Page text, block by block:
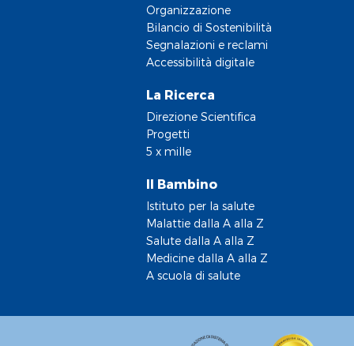
Organizzazione
Bilancio di Sostenibilità
Segnalazioni e reclami
Accessibilità digitale
La Ricerca
Direzione Scientifica
Progetti
5 x mille
Il Bambino
Istituto per la salute
Malattie dalla A alla Z
Salute dalla A alla Z
Medicine dalla A alla Z
A scuola di salute